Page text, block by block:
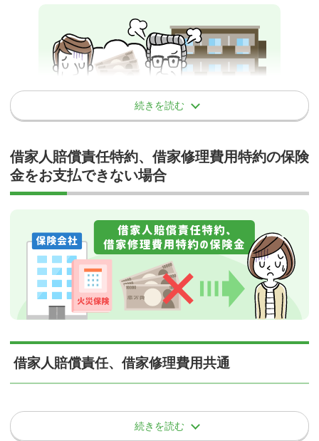
給排水設備の破損・詰まりにより発生した漏水、放水等または、区
分所有者の専有戸室で発生した漏水、放水等による損害が補償され
ます。尚、給排水管自体の損害については補償の対象にはなりませ
ん。
給排水設備の破損・詰りにより発生した漏水、放水等または、
上階等の入居者宅(別戸室)で発生した漏水、放水等により、被保
険者の家財が受けた損害が補償されます。
盗難
した場合に補償されます。
保険の対象の自然の消耗もしくは劣化または性質による変
色、変質、さび、かび、腐敗、腐食、浸食、ひび割れ、剥が
れ、肌落ち、発酵もしくは自然発熱の損害、その他類似の損
保険の対象の平常の使用または管理において通常生じうる擦り
能の喪失または低下を伴わない損害
る事項
契約者または被保険者が所有または運転する車両・積載物の衝
突または接触による損害
保険会社によっては、補償の対象となる商品もあります。
破損・汚損等の損害保険金に関する事項
って生じた損害
土地の沈下、移動または隆起によって生じた損害 など
借家修理費用
た場合に修理費用を補償する特約です。
借家人賠償責任については、被保険者（入居者）が失火してしまっ
してしまったこと等による損害が補償の対象となりますが、「自然
の消耗等による損害」などは補償対象外となるため、自然消耗と考
続きを読む
借家人賠償責任特約、借家修理費用特約の保険
金をお支払できない場合
借家人賠償責任、借家修理費用共通
続きを読む